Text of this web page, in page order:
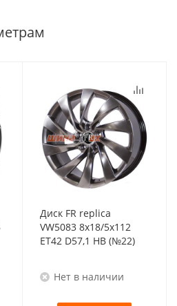
Диск FR replica
VW5083 8x18/5x112
ET42 D57,1 HB (№22)
Нет в наличии